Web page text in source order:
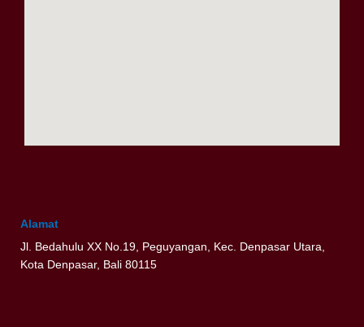
Alamat
Jl. Bedahulu XX No.19, Peguyangan, Kec. Denpasar Utara,
Kota Denpasar, Bali 80115